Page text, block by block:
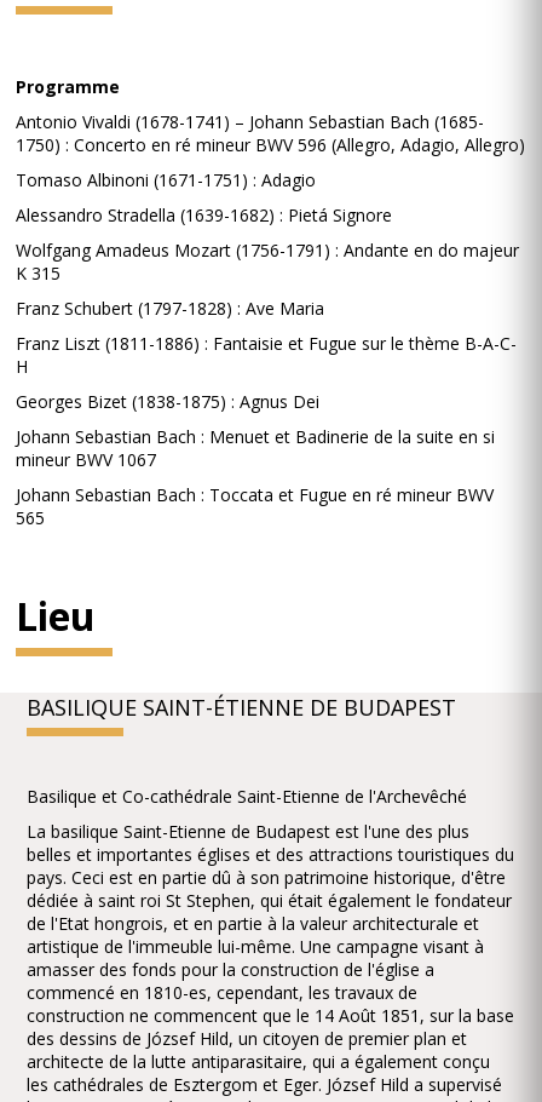
Programme
Antonio Vivaldi (1678-1741) – Johann Sebastian Bach (1685-
1750) : Concerto en ré mineur BWV 596 (Allegro, Adagio, Allegro)
Tomaso Albinoni (1671-1751) : Adagio
Alessandro Stradella (1639-1682) : Pietá Signore
Wolfgang Amadeus Mozart (1756-1791) : Andante en do majeur
K 315
Franz Schubert (1797-1828) : Ave Maria
Franz Liszt (1811-1886) : Fantaisie et Fugue sur le thème B-A-C-
H
Georges Bizet (1838-1875) : Agnus Dei
Johann Sebastian Bach : Menuet et Badinerie de la suite en si
mineur BWV 1067
Johann Sebastian Bach : Toccata et Fugue en ré mineur BWV
565
Lieu
BASILIQUE SAINT-ÉTIENNE DE BUDAPEST
Basilique et Co-cathédrale Saint-Etienne de l'Archevêché
La basilique Saint-Etienne de Budapest est l'une des plus
belles et importantes églises et des attractions touristiques du
pays. Ceci est en partie dû à son patrimoine historique, d'être
dédiée à saint roi St Stephen, qui était également le fondateur
de l'Etat hongrois, et en partie à la valeur architecturale et
artistique de l'immeuble lui-même. Une campagne visant à
amasser des fonds pour la construction de l'église a
commencé en 1810-es, cependant, les travaux de
construction ne commencent que le 14 Août 1851, sur la base
des dessins de József Hild, un citoyen de premier plan et
architecte de la lutte antiparasitaire, qui a également conçu
les cathédrales de Esztergom et Eger. József Hild a supervisé